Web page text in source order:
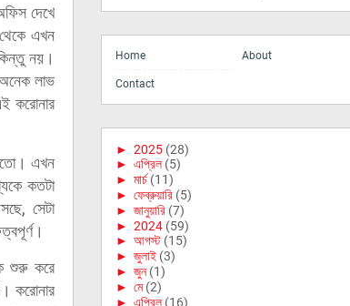
দেখে
এখন
নয়।
অনেক লাভ
করোনার
এখন
কতটা
সেটা
শুরু করে
করোনার
Home About
Contact
► 2025 (28)
► এপ্রিল (5)
► মার্চ (11)
► ফেব্রুয়ারি (5)
► জানুয়ারি (7)
► 2024 (59)
► আগস্ট (15)
► জুলাই (3)
► জুন (1)
► মে (2)
► এপ্রিল (16)